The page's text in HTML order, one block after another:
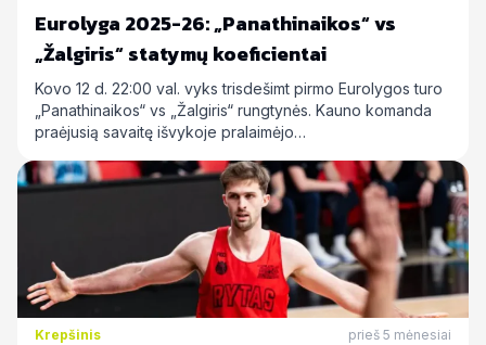
Eurolyga 2025-26: „Panathinaikos“ vs
„Žalgiris“ statymų koeficientai
Kovo 12 d. 22:00 val. vyks trisdešimt pirmo Eurolygos turo
„Panathinaikos“ vs „Žalgiris“ rungtynės. Kauno komanda
praėjusią savaitę išvykoje pralaimėjo…
Krepšinis prieš 5 mėnesiai